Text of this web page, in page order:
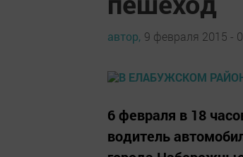
автор, 9 февраля 2015 -
6 февраля в 18
водитель